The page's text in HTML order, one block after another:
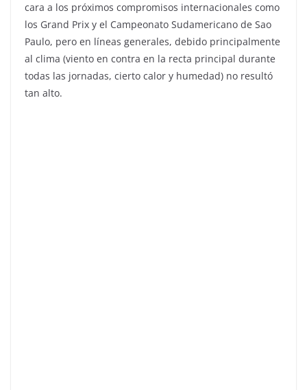
cara a los próximos compromisos internacionales como
los Grand Prix y el Campeonato Sudamericano de Sao
Paulo, pero en líneas generales, debido principalmente
al clima (viento en contra en la recta principal durante
todas las jornadas, cierto calor y humedad) no resultó
tan alto.